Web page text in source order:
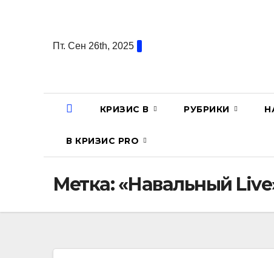
содержаниюПт. Сен 26th, 2025
КРИЗИС В РУБРИКИ
В КРИЗИС PRO
Метка:«Навальный